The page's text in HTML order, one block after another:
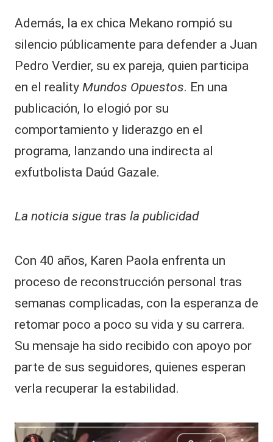
Además, la ex chica Mekano rompió su
silencio públicamente para defender a Juan
Pedro Verdier, su ex pareja, quien participa
en el reality Mundos Opuestos. En una
publicación, lo elogió por su
comportamiento y liderazgo en el
programa, lanzando una indirecta al
exfutbolista Daúd Gazale.
La noticia sigue tras la publicidad
Con 40 años, Karen Paola enfrenta un
proceso de reconstrucción personal tras
semanas complicadas, con la esperanza de
retomar poco a poco su vida y su carrera.
Su mensaje ha sido recibido con apoyo por
parte de sus seguidores, quienes esperan
verla recuperar la estabilidad.